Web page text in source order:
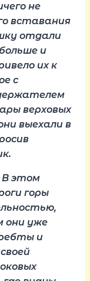
не
вставания
отдали
и
их к
с
верховых
выехали в
В этом
горы
они уже
и